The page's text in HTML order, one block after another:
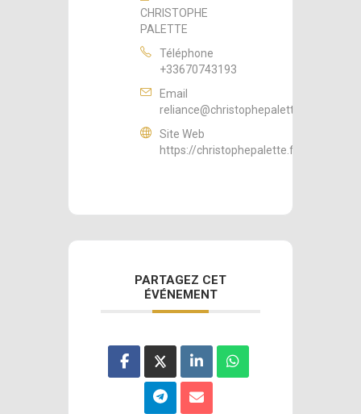
CHRISTOPHE
PALETTE
Téléphone
+33670743193
Email
reliance@christophepalette.fr
Site Web
https://christophepalette.fr
PARTAGEZ CET
ÉVÉNEMENT